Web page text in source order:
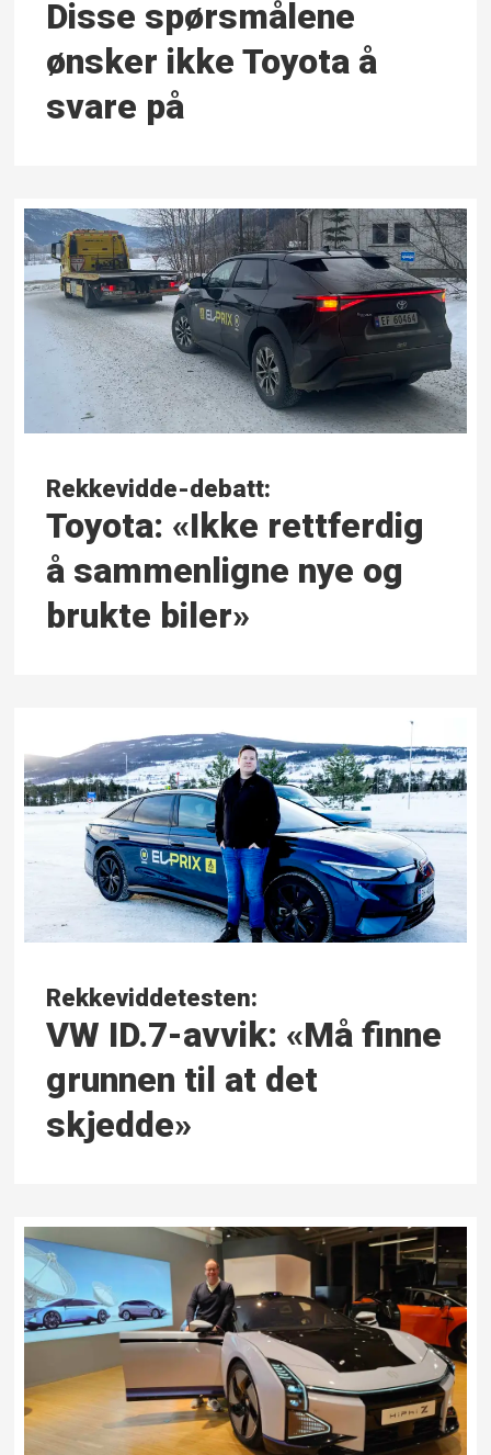
Disse spørsmålene
ønsker ikke Toyota å
svare på
Rekkevidde-debatt:
Toyota: «Ikke rettferdig
å sammen­ligne nye og
brukte biler»
Rekkeviddetesten:
VW ID.7-avvik: «Må finne
grunnen til at det
skjedde»